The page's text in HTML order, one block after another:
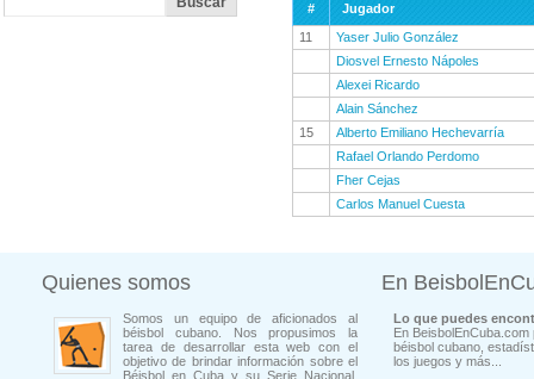
# Jugador
11
Yaser Julio González
Diosvel Ernesto Nápoles
Alexei Ricardo
Alain Sánchez
15
Alberto Emiliano Hechevarría
Rafael Orlando Perdomo
Fher Cejas
Carlos Manuel Cuesta
Quienes somos
Somos un equipo de aficionados al
béisbol cubano. Nos propusimos la
tarea de desarrollar esta web con el
objetivo de brindar información sobre el
Béisbol en Cuba y su Serie Nacional.
En
Lo que puedes
En
béisbol cubano,
los juegos y más...